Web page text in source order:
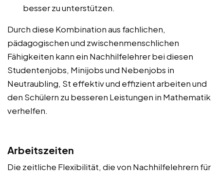
besser zu unterstützen.
Durch diese Kombination aus fachlichen,
pädagogischen und zwischenmenschlichen
Fähigkeiten kann ein Nachhilfelehrer bei diesen
Studentenjobs, Minijobs und Nebenjobs in
Neutraubling, St effektiv und effizient arbeiten und
den Schülern zu besseren Leistungen in Mathematik
verhelfen.
Arbeitszeiten
Die zeitliche Flexibilität, die von Nachhilfelehrern für